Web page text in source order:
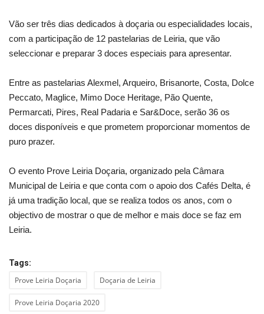
Vão ser três dias dedicados à doçaria ou especialidades locais,
com a participação de 12 pastelarias de Leiria, que vão
seleccionar e preparar 3 doces especiais para apresentar.
Entre as pastelarias Alexmel, Arqueiro, Brisanorte, Costa, Dolce
Peccato, Maglice, Mimo Doce Heritage, Pão Quente,
Permarcati, Pires, Real Padaria e Sar&Doce, serão 36 os
doces disponíveis e que prometem proporcionar momentos de
puro prazer.
O evento Prove Leiria Doçaria, organizado pela Câmara
Municipal de Leiria e que conta com o apoio dos Cafés Delta, é
já uma tradição local, que se realiza todos os anos, com o
objectivo de mostrar o que de melhor e mais doce se faz em
Leiria.
Tags:
Prove Leiria Doçaria Doçaria de Leiria
Prove Leiria Doçaria 2020